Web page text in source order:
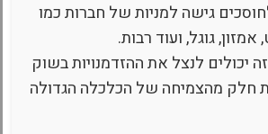
גישה למניות של חברות כמו
גוגל, ועוד רבות.
יכולים לנצל את ההזדמנויות בשוק
חלק מהצמיחה של הכלכלה הגדולה